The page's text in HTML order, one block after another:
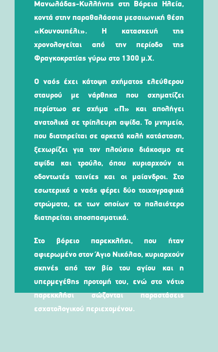
Μανωλάδας-Κυλλήνης στη Βόρεια Ηλεία,
κοντά στην παραθαλάσσια μεσαιωνική θέση
«Κουνουπέλι». Η κατασκευή της
χρονολογείται από την περίοδο της
Φραγκοκρατίας γύρω στο 1300 μ.Χ.
Ο ναός έχει κάτοψη σχήματος ελεύθερου
σταυρού με νάρθηκα που σχηματίζει
περίστωο σε σχήμα «Π» και απολήγει
ανατολικά σε τρίπλευρη αψίδα. Το μνημείο,
που διατηρείται σε αρκετά καλή κατάσταση,
ξεχωρίζει για τον πλούσιο διάκοσμο σε
αψίδα και τρούλο, όπου κυριαρχούν οι
οδοντωτές ταινίες και οι μαίανδροι. Στο
εσωτερικό ο ναός φέρει δύο τοιχογραφικά
στρώματα, εκ των οποίων το παλαιότερο
διατηρείται αποσπασματικά.
Στο βόρειο παρεκκλήσι, που ήταν
αφιερωμένο στον Άγιο Νικόλαο, κυριαρχούν
σκηνές από τον βίο του αγίου και η
υπερμεγέθης προτομή του, ενώ στο νότιο
παρεκκλήσι σώζονται παραστάσεις
εσχατολογικού περιεχομένου.